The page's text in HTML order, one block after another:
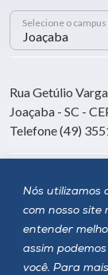
Nós utilizamos
com nosso site
entender
assim
você. Para
Selecione o campus
Rua Getúlio
Joaçaba - SC -
Telefone (49)
Siga a